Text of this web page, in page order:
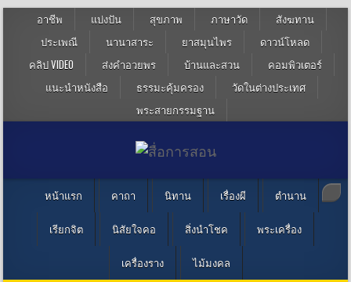
อาชีพ แบ่งปัน สุขภาพ ภาษาวัด
สังฆทาน
ประเพณี
นานาสาระ ยาสมุนไพร
ดาวน์โหลด
คลิป VIDEO
ส่งคำอวยพร บ้านและสวน
คอมพิวเตอร์
แนะนำหนังสือ
ธรรมะคุ้มครอง
วัดในต่างประเทศ
พระสายกรรมฐาน
หน้าแรก คาถา นิทาน เรื่องผี ตำนาน
เรียกจิต นิสัยใจคอ สิ่งนำโชค พระเครื่อง
เครื่องราง ไม้มงคล